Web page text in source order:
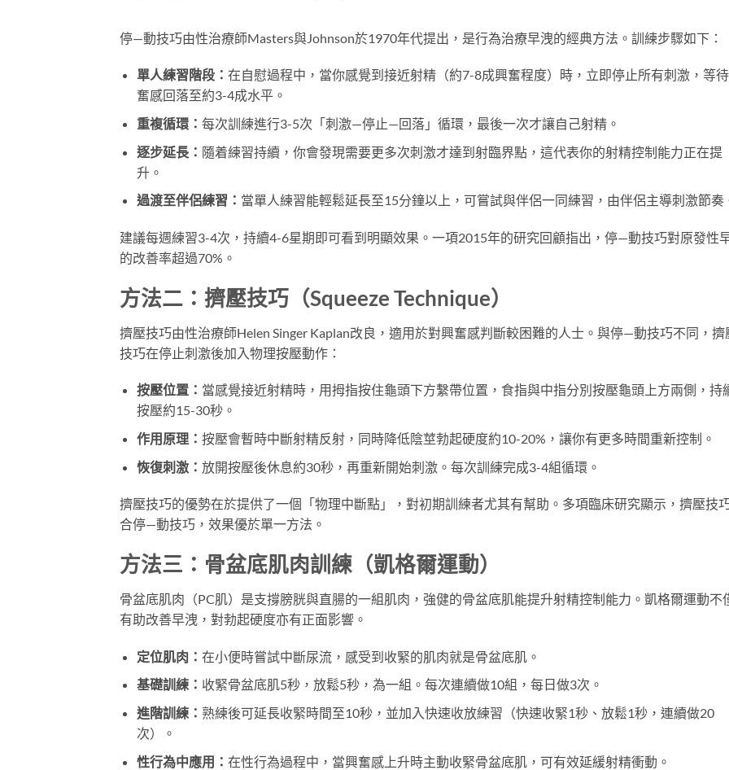
停—動技巧由性治療師Masters與Johnson於1970年代提出，是行為治療早洩的經典方法。訓練步驟如下：
單人練習階段： 在自慰過程中，當你感覺到接近射精（約7-8成興奮程度）時，立即停止所有刺激，等
奮感回落至約3-4成水平。
重複循環： 每次訓練進行3-5次「刺激—停止—回落」循環，最後一次才讓自己射精。
逐步延長： 隨着練習持續，你會發現需要更多次刺激才達到射臨界點，這代表你的射精控制能力正在提
升。
過渡至伴侶練習： 當單人練習能輕鬆延長至15分鐘以上，可嘗試與伴侶一同練習，由伴侶主導刺激節奏
建議每週練習3-4次，持續4-6星期即可看到明顯效果。一項2015年的研究回顧指出，停—動技巧對原發性
的改善率超過70%。
方法二：擠壓技巧（Squeeze Technique）
擠壓技巧由性治療師Helen Singer Kaplan改良，適用於對興奮感判斷較困難的人士。與停—動技巧不同，擠
技巧在停止刺激後加入物理按壓動作：
按壓位置： 當感覺接近射精時，用拇指按住龜頭下方繫帶位置，食指與中指分別按壓龜頭上方兩側，持
按壓約15-30秒。
作用原理： 按壓會暫時中斷射精反射，同時降低陰莖勃起硬度約10-20%，讓你有更多時間重新控制。
恢復刺激： 放開按壓後休息約30秒，再重新開始刺激。每次訓練完成3-4組循環。
擠壓技巧的優勢在於提供了一個「物理中斷點」，對初期訓練者尤其有幫助。多項臨床研究顯示，擠壓技
合停—動技巧，效果優於單一方法。
方法三：骨盆底肌肉訓練（凱格爾運動）
骨盆底肌肉（PC肌）是支撐膀胱與直腸的一組肌肉，強健的骨盆底肌能提升射精控制能力。凱格爾運動不
有助改善早洩，對勃起硬度亦有正面影響。
定位肌肉： 在小便時嘗試中斷尿流，感受到收緊的肌肉就是骨盆底肌。
基礎訓練： 收緊骨盆底肌5秒，放鬆5秒，為一組。每次連續做10組，每日做3次。
進階訓練： 熟練後可延長收緊時間至10秒，並加入快速收放練習（快速收緊1秒、放鬆1秒，連續做20
次）。
性行為中應用： 在性行為過程中，當興奮感上升時主動收緊骨盆底肌，可有效延緩射精衝動。